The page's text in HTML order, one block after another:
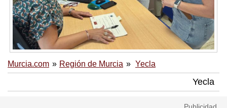
Murcia.com Región de Murcia Yecla
Yecla